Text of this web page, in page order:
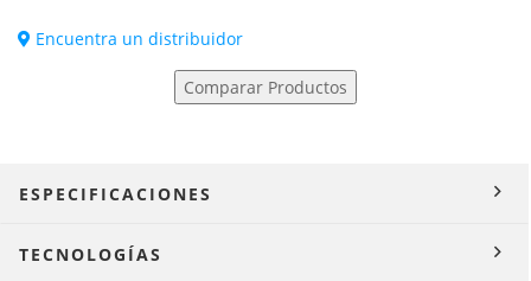
Encuentra un distribuidor
Comparar Productos
ESPECIFICACIONES
TECNOLOGÍAS